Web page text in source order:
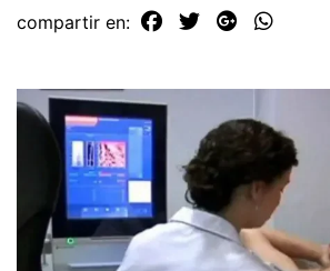
compartir en: